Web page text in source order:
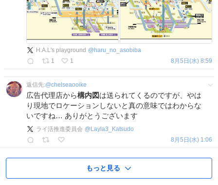
H.A.L's playground @ haru_no_asobiba
1
1 8月5日(水) 8:59
返信先:@chelseaooike
広告代理店から構内図は送られてくるのですが、やは
り現地でロケーションしないと真の意味ではわからな
いですね… ありがとうございます
ライ活推進委員会 @ Layla3_Katsudo
8月5日(水) 1:06
もっと見る